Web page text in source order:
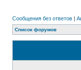
Сообщения без ответов |
Список форумов